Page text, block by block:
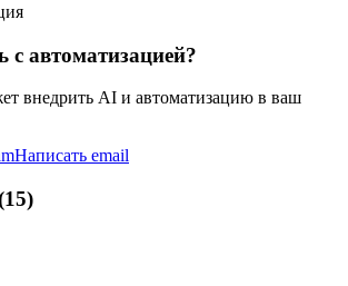
автоматизацией?
внедрить AI и автоматизацию в ваш
Написать email